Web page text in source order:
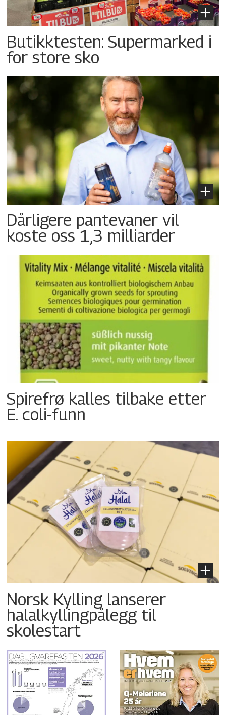
Butikktesten: Supermarked i
for store sko
Dårligere pantevaner vil
koste oss 1,3 milliarder
Spirefrø kalles tilbake etter
E. coli-funn
Norsk Kylling lanserer
halalkyllingpålegg til
skolestart